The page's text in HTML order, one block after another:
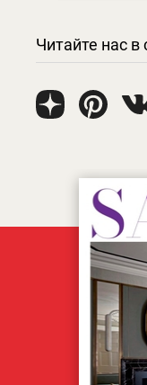
Читайте нас в